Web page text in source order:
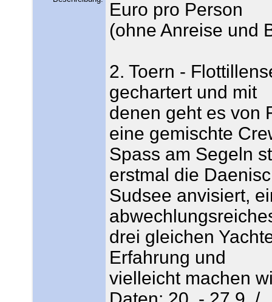
Euro pro Person
(ohne Anreise und
2. Toern -
gechartert und mit
denen geht es von
eine gemischte
Spass am Segeln
erstmal die
Sudsee anvisiert,
drei gleichen
Erfahrung und
vielleicht machen